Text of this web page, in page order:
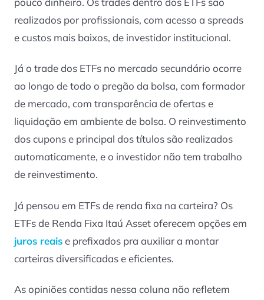
realizados por profissionais, com acesso a spreads
e custos mais baixos, de investidor institucional.
Já o trade dos ETFs no mercado secundário ocorre
ao longo de todo o pregão da bolsa, com formador
de mercado, com transparência de ofertas e
liquidação em ambiente de bolsa. O reinvestimento
dos cupons e principal dos títulos são realizados
automaticamente, e o investidor não tem trabalho
de reinvestimento.
Já pensou em ETFs de renda fixa na carteira? Os
ETFs de Renda Fixa Itaú Asset oferecem opções em
juros reaise prefixados pra auxiliar a montar
carteiras diversificadas e eficientes.
As opiniões contidas nessa coluna não refletem